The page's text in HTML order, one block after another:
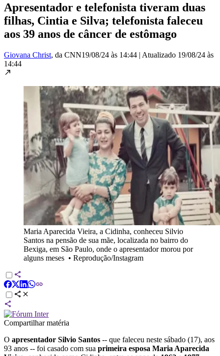
Apresentador e telefonista tiveram duas
filhas, Cintia e Silva; telefonista faleceu
aos 39 anos de câncer de estômago
Giovana Christ, da CNN19/08/24 às 14:44 | Atualizado 19/08/24 às
14:44
Maria Aparecida Vieira, a Cidinha, conheceu Silvio
Santos na pensão de sua mãe, localizada no bairro do
Bexiga, em São Paulo, onde o apresentador morou por
alguns meses • Reprodução/Instagram
Compartilhar matéria
O apresentador Silvio Santos -- que faleceu neste sábado (17), aos
93 anos -- foi casado com sua primeira esposa Maria Aparecida